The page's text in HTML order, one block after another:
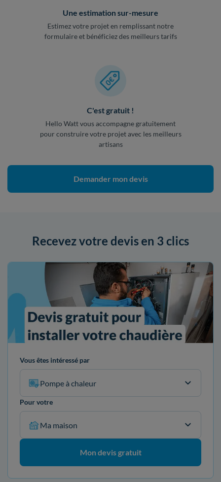
Une estimation sur-mesure
Estimez votre projet en remplissant notre
formulaire et bénéficiez des meilleurs tarifs
C'est gratuit !
Hello Watt vous accompagne gratuitement
pour construire votre projet avec les meilleurs
artisans
Demander mon devis
Recevez votre devis en 3 clics
Vous êtes intéressé par
Pompe à chaleur
Pour votre
Ma maison
Mon devis gratuit